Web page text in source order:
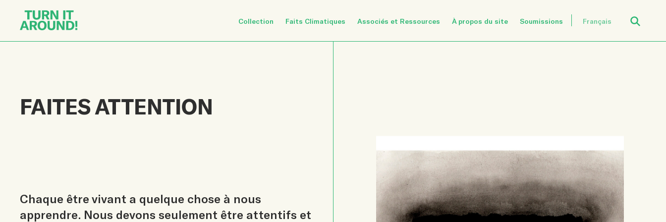
Collection Faits Climatiques Associés et Ressources À propos du site Soumissions Français
FAITES ATTENTION
Chaque être vivant a quelque chose à nous
apprendre. Nous devons seulement être attentifs et